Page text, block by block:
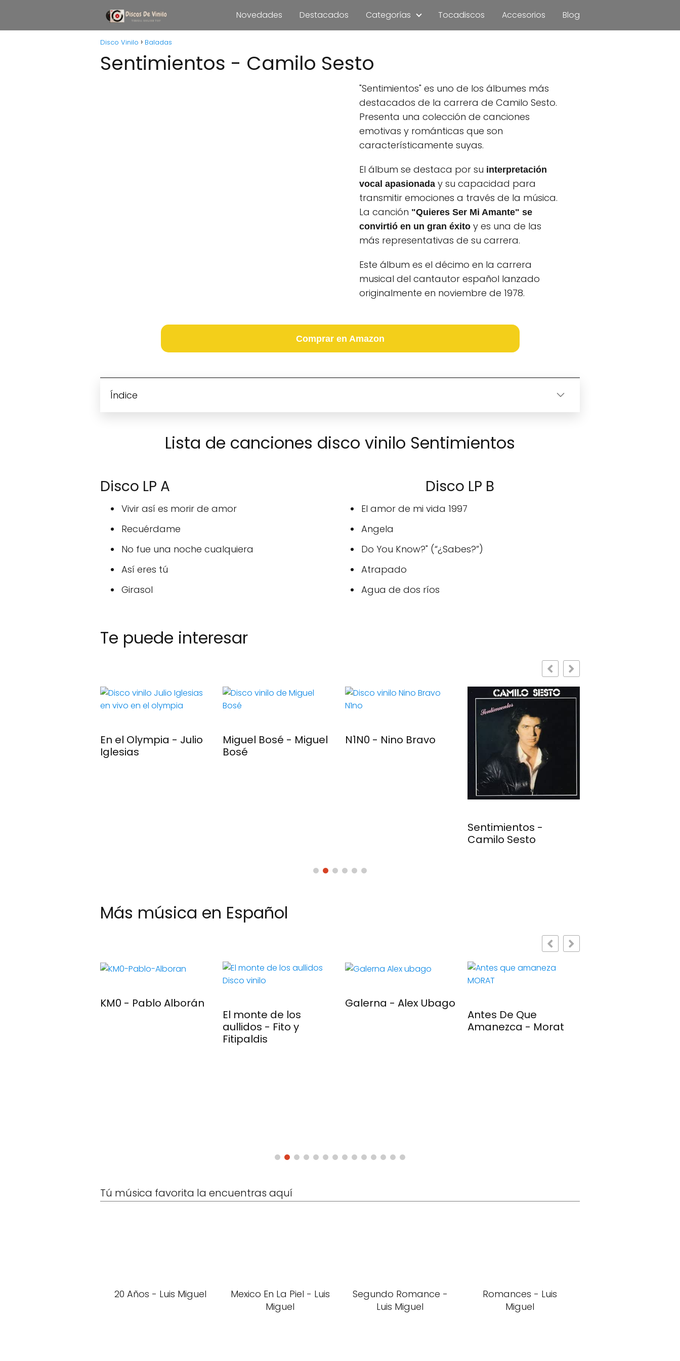
Novedades Destacados Categorías Tocadiscos Accesorios Blog
Disco Vinilo Baladas
Sentimientos - Camilo Sesto
"Sentimientos" es uno de los álbumes más
destacados de la carrera de Camilo Sesto.
Presenta una colección de canciones
emotivas y románticas que son
característicamente suyas.
El álbum se destaca por su interpretación
vocal apasionaday su capacidad para
transmitir emociones a través de la música.
La canción "Quieres Ser Mi Amante" se
convirtió en un gran éxito y es una de las
más representativas de su carrera.
Este álbum es el décimo en la carrera
musical del cantautor español lanzado
originalmente en noviembre de 1978.
Comprar en Amazon
Índice
Lista de canciones disco vinilo Sentimientos
Disco LP A
Vivir así es morir de amor
Recuérdame
No fue una noche cualquiera
Así eres tú
Girasol
Disco LP B
El amor de mi vida 1997
Angela
Do You Know?" (“¿Sabes?”)
Atrapado
Agua de dos ríos
Te puede interesar
En el Olympia - Julio
Iglesias
Miguel Bosé - Miguel
Bosé
N1N0 - Nino Bravo
Sentimientos -
Camilo Sesto
Más música en Español
KM0 - Pablo Alborán
El monte de los
aullidos - Fito y
Fitipaldis
Galerna - Alex Ubago
Antes De Que
Amanezca - Morat
Tú música favorita la encuentras aquí
20 Años - Luis Miguel
Mexico En La Piel - Luis
Miguel
Segundo Romance -
Luis Miguel
Romances - Luis
Miguel